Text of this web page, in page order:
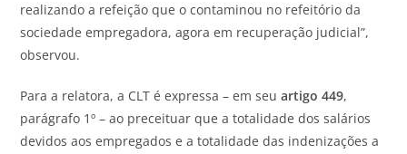
realizando a refeição que o contaminou no refeitório da
sociedade empregadora, agora em recuperação judicial”,
observou.
Para a relatora, a CLT é expressa – em seuartigo 449,
parágrafo 1º – ao preceituar que a totalidade dos salários
devidos aos empregados e a totalidade das indenizações a